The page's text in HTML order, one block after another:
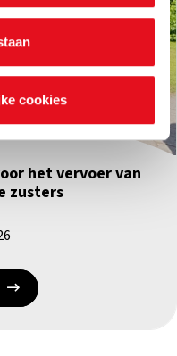
wijzigen via de cookie
cookies
het vervoer van
zusters